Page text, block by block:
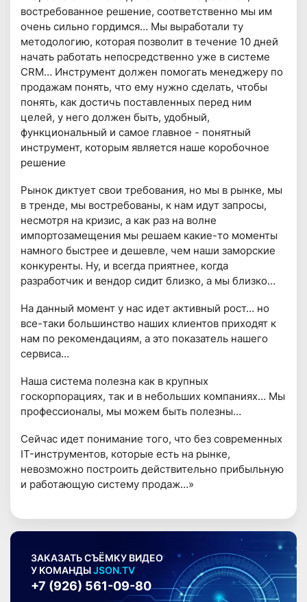
востребованное решение, соответственно мы им
очень сильно гордимся… Мы выработали ту
методологию, которая позволит в течение 10 дней
начать работать непосредственно уже в системе
CRM… Инструмент должен помогать менеджеру по
продажам понять, что ему нужно сделать, чтобы
понять, как достичь поставленных перед ним
целей, у него должен быть, удобный,
функциональный и самое главное - понятный
инструмент, которым является наше коробочное
решение
Рынок диктует свои требования, но мы в рынке, мы
в тренде, мы востребованы, к нам идут запросы,
несмотря на кризис, а как раз на волне
импортозамещения мы решаем какие-то моменты
намного быстрее и дешевле, чем наши заморские
конкуренты. Ну, и всегда приятнее, когда
разработчик и вендор сидит близко, а мы близко…
На данный момент у нас идет активный рост… но
все-таки большинство наших клиентов приходят к
нам по рекомендациям, а это показатель нашего
сервиса…
Наша система полезна как в крупных
госкорпорациях, так и в небольших компаниях… Мы
профессионалы, мы можем быть полезны…
Сейчас идет понимание того, что без современных
IT-инструментов, которые есть на рынке,
невозможно построить действительно прибыльную
и работающую систему продаж…»
ЗАКАЗАТЬ СЪЁМКУ ВИДЕО
У КОМАНДЫJSON.TV
+7 (926) 561-09-80